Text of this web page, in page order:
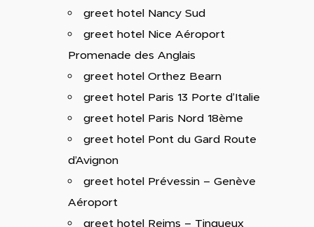
greet hotel Nancy Sud
greet hotel Nice Aéroport
Promenade des Anglais
greet hotel Orthez Bearn
greet hotel Paris 13 Porte d’Italie
greet hotel Paris Nord 18ème
greet hotel Pont du Gard Route
d’Avignon
greet hotel Prévessin – Genève
Aéroport
greet hotel Reims – Tinqueux